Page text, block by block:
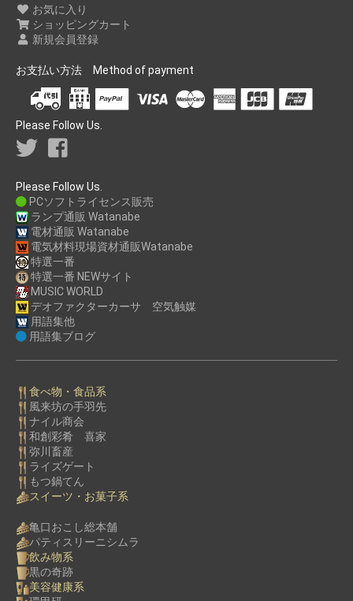
お気に入り
ショッピングカート
新規会員登録
お支払い方法 Method of payment
Please Follow Us.
Please Follow Us.
PCソフトライセンス販売
ランプ通販 Watanabe
電材通販 Watanabe
電気材料現場資材通販Watanabe
特選一番
特選一番 NEWサイト
MUSIC WORLD
デオファクターカーサ 空気触媒
用語集他
用語集ブログ
食べ物・食品系
風来坊の手羽先
ナイル商会
和創彩肴 喜家
弥川畜産
ライズゲート
もつ鍋てん
スイーツ・お菓子系
亀口おこし総本舗
パティスリーニシムラ
飲み物系
黒の奇跡
美容健康系